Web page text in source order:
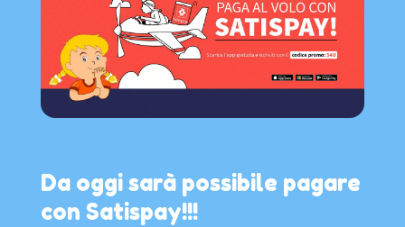
Da oggi sarà possibile pagare
con Satispay!!!